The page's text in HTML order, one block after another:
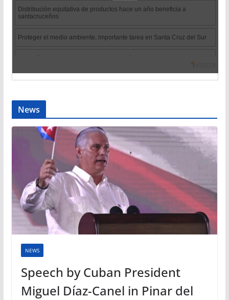
News
NEWS
Speech by Cuban President
Miguel Díaz-Canel in Pinar del